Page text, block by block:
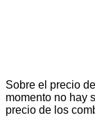
Sobre el precio
momento no hay
precio de los